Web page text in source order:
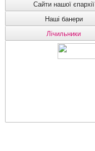
Сайти нашої єпархії
Наші банери
Лічильники